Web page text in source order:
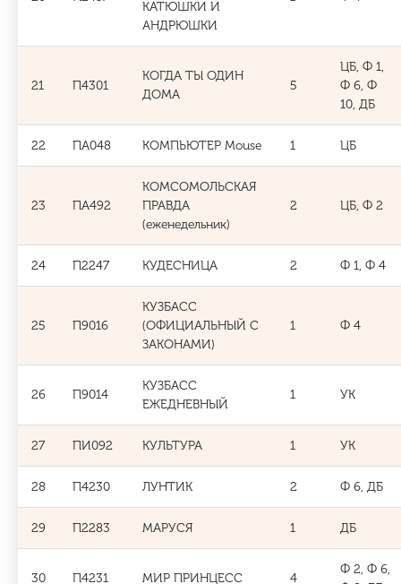
КАТЮШКИ И
АНДРЮШКИ
21 П4301
КОГДА ТЫ ОДИН
ДОМА
5
ЦБ, Ф 1,
Ф 6, Ф
10, ДБ
22 ПА048 КОМПЬЮТЕР Mouse 1 ЦБ
23 ПА492
КОМСОМОЛЬСКАЯ
ПРАВДА
(еженедельник)
2 ЦБ, Ф 2
24 П2247 КУДЕСНИЦА 2 Ф 1, Ф 4
25 П9016
КУЗБАСС
(ОФИЦИАЛЬНЫЙ С
ЗАКОНАМИ)
1 Ф 4
26 П9014
КУЗБАСС
ЕЖЕДНЕВНЫЙ
1 УК
27 ПИ092 КУЛЬТУРА 1 УК
28 П4230 ЛУНТИК 2 Ф 6, ДБ
29 П2283 МАРУСЯ 1 ДБ
30 П4231 МИР ПРИНЦЕСС 4
Ф 2, Ф 6,